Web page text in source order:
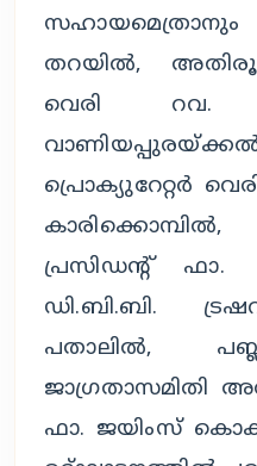
തറയിൽ,
വെരി
പ്രൊക്യുറേറ്റർ
പ്രസിഡന്റ്
ഡി.ബി.ബി.
പതാലിൽ,
ജാഗ്രതാസമിതി
ഫാ. ജയിംസ്